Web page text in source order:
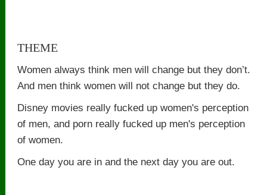
THEME
Women always think men will change but they don’t.
And men think women will not change but they do.
Disney movies really fucked up women's perception
of men, and porn really fucked up men's perception
of women.
One day you are in and the next day you are out.